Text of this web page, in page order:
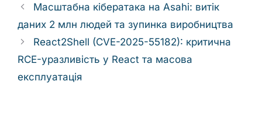
Масштабна кібератака на Asahi: витік
даних 2 млн людей та зупинка виробництва
React2Shell (CVE-2025-55182): критична
RCE-уразливість у React та масова
експлуатація